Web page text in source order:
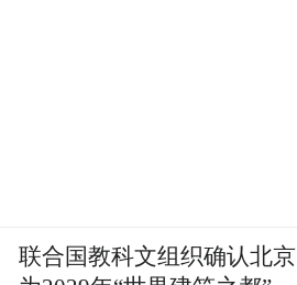
联合国教科文组织确认北京